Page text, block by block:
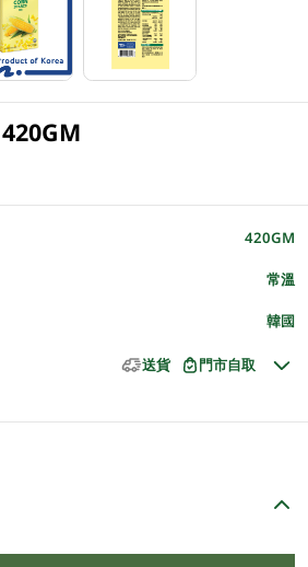
420GM
常溫
韓國
送貨 門市自取